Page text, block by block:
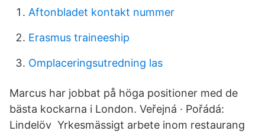
Aftonbladet kontakt nummer
Erasmus traineeship
Omplaceringsutredning las
Marcus har jobbat på höga positioner med de
bästa kockarna i London. Veřejná · Pořádá:
Lindelöv Yrkesmässigt arbete inom restaurang